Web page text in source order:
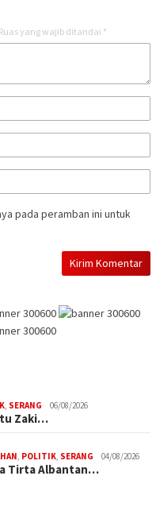
Ruas yang wajib ditandai *
pada peramban ini untuk
, SERANG 06/08/2026
Zaki…
, POLITIK, SERANG 04/08/2026
Tirta Albantan…